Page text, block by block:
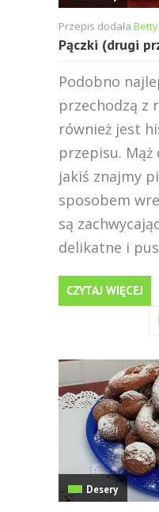
Przepis dodała Betty
Pączki (drugi
Podobno
przechodzą z
również jest
przepisu. Mąż
jakiś znajmy
sposobem
są
delikatne i
CZYTAJ WIĘCEJ
Desery